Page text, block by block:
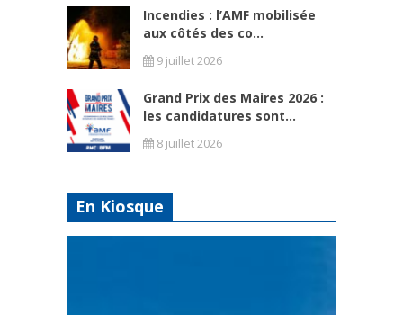
Incendies : l’AMF mobilisée
aux côtés des co...
9 juillet 2026
Grand Prix des Maires 2026 :
les candidatures sont...
8 juillet 2026
En Kiosque